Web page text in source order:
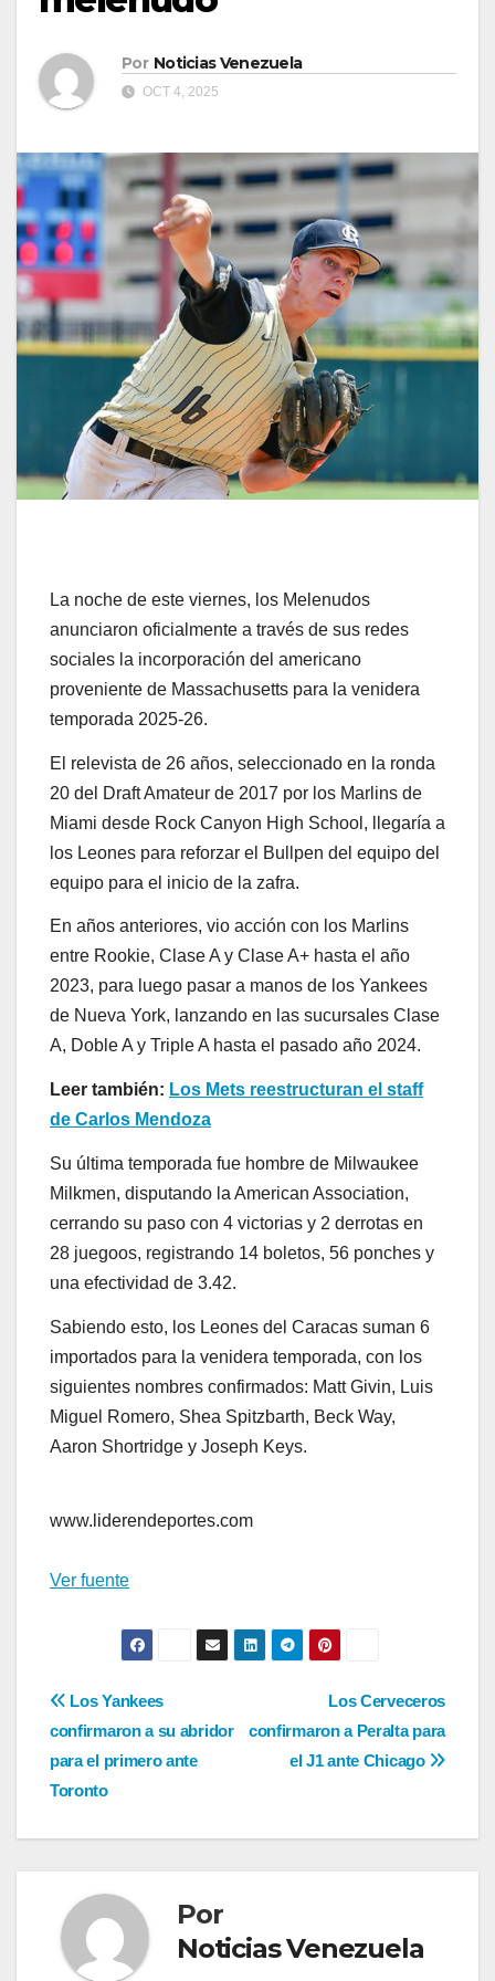
Por Noticias Venezuela
OCT 4, 2025
La noche de este viernes, los Melenudos
anunciaron oficialmente a través de sus redes
sociales la incorporación del americano
proveniente de Massachusetts para la venidera
temporada 2025-26.
El relevista de 26 años, seleccionado en la ronda
20 del Draft Amateur de 2017 por los Marlins de
Miami desde Rock Canyon High School, llegaría a
los Leones para reforzar el Bullpen del equipo del
equipo para el inicio de la zafra.
En años anteriores, vio acción con los Marlins
entre Rookie, Clase A y Clase A+ hasta el año
2023, para luego pasar a manos de los Yankees
de Nueva York, lanzando en las sucursales Clase
A, Doble A y Triple A hasta el pasado año 2024.
Leer también: Los Mets reestructuran el staff
de Carlos Mendoza
Su última temporada fue hombre de Milwaukee
Milkmen, disputando la American Association,
cerrando su paso con 4 victorias y 2 derrotas en
28 juegoos, registrando 14 boletos, 56 ponches y
una efectividad de 3.42.
Sabiendo esto, los Leones del Caracas suman 6
importados para la venidera temporada, con los
siguientes nombres confirmados: Matt Givin, Luis
Miguel Romero, Shea Spitzbarth, Beck Way,
Aaron Shortridge y Joseph Keys.
www.liderendeportes.com
Ver fuente
Navegación
de
entradas
Los Cerveceros
confirmaron a Peralta para
el J1 ante Chicago
Los Yankees
confirmaron a su abridor
para el primero ante
Toronto
Por
Noticias Venezuela